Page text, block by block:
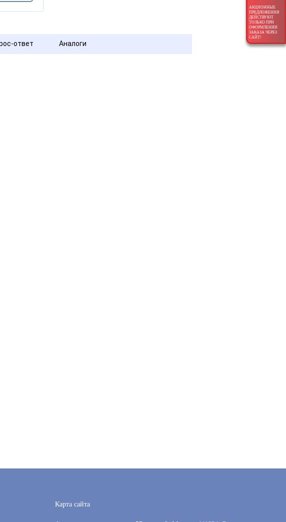
АКЦИОННЫЕ
ПРЕДЛОЖЕНИЯ
ДЕЙСТВУЮТ
ТОЛЬКО ПРИ
ОФОРМЛЕНИИ
ЗАКАЗА ЧЕРЕЗ
САЙТ!
ответ Аналоги
Карта сайта